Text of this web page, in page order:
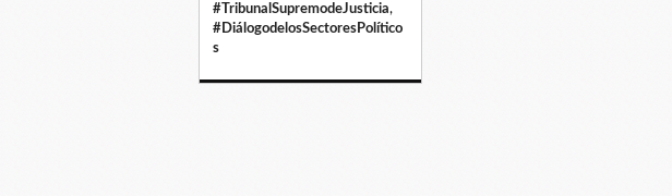
#TribunalSupremodeJusticia,
#DiálogodelosSectoresPolítico
s